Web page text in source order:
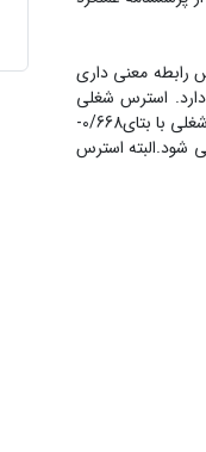
رابطه معنی داری
با ضریب 0/77-رابطه معکوس و معنی داری دارد. استرس شغلی
معلمان بر عملکرد شغلی و استقلال شغلی آنان تاثیر معنی داری دارد. استرس شغلی با بتای0/535- بیشترین تاثیر را بر عملکرد آنان می گذارد. استرس شغلی با بتای0/668-
شود.البته استرس